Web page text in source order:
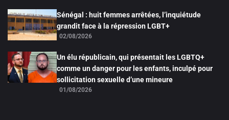
Sénégal : huit femmes arrêtées, l’inquiétude
grandit face à la répression LGBT+
02/08/2026
Un élu républicain, qui présentait les LGBTQ+
comme un danger pour les enfants, inculpé pour
sollicitation sexuelle d’une mineure
01/08/2026